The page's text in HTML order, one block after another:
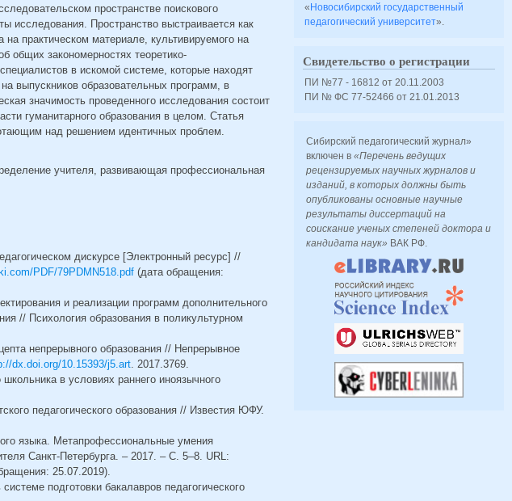
пространстве поискового
исследования. Пространство выстраивается как
практическом материале, культивируемого на
общих закономерностях теоретико-
в искомой системе, которые находят
выпускников образовательных программ, в
значимость проведенного исследования состоит
гуманитарного образования в целом. Статья
над решением идентичных проблем.
учителя, развивающая профессиональная
дискурсе [Электронный ресурс] //
PDF/79PDMN518.pdf(дата обращения:
и реализации программ дополнительного
// Психология образования в поликультурном
непрерывного образования // Непрерывное
dx.doi.org/10.15393/j5.art. 2017.3769.
в условиях раннего иноязычного
педагогического образования // Известия ЮФУ.
языка. Метапрофессиональные умения
Санкт-Петербурга. – 2017. – C. 5–8. URL:
25.07.2019).
подготовки бакалавров педагогического
«Новосибирский государственный
педагогический университет».
Свидетельство о регистрации
ПИ №77 - 16812 от 20.11.2003
ПИ № ФС 77-52466 от 21.01.2013
Сибирский педагогический журнал»
включен в«Перечень ведущих
рецензируемых научных журналов и
изданий, в которых должны быть
опубликованы основные научные
результаты диссертаций на
соискание ученых степеней доктора и
кандидата наук» ВАК РФ.